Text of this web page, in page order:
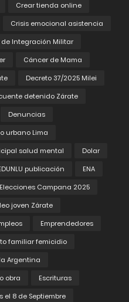
Crear tienda online
Crisis emocional asistencia
de Integración Militar
Cáncer de Mama
Decreto 37/2025 Milei
detenido Zárate
Denuncias
urbano Lima
salud mental
Dolar
publicación
ENA
Elecciones Campana 2025
joven Zárate
Emprendedores
familiar femicidio
Argentina
obra
Escrituras
el 8 de Septiembre